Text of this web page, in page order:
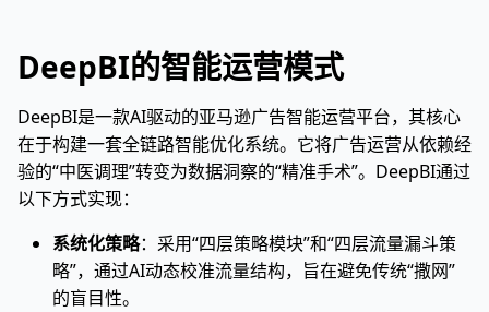
DeepBI的智能运营模式
DeepBI是一款AI驱动的亚马逊广告智能运营平台，其核心
在于构建一套全链路智能优化系统。它将广告运营从依赖经
验的“中医调理”转变为数据洞察的“精准手术”。DeepBI通过
以下方式实现：
系统化策略：采用“四层策略模块”和“四层流量漏斗策
略”，通过AI动态校准流量结构，旨在避免传统“撒网”
的盲目性。